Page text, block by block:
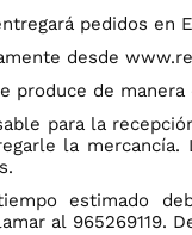
pedidos en
desde
produce de
para la
la
estimado
al 965269119.